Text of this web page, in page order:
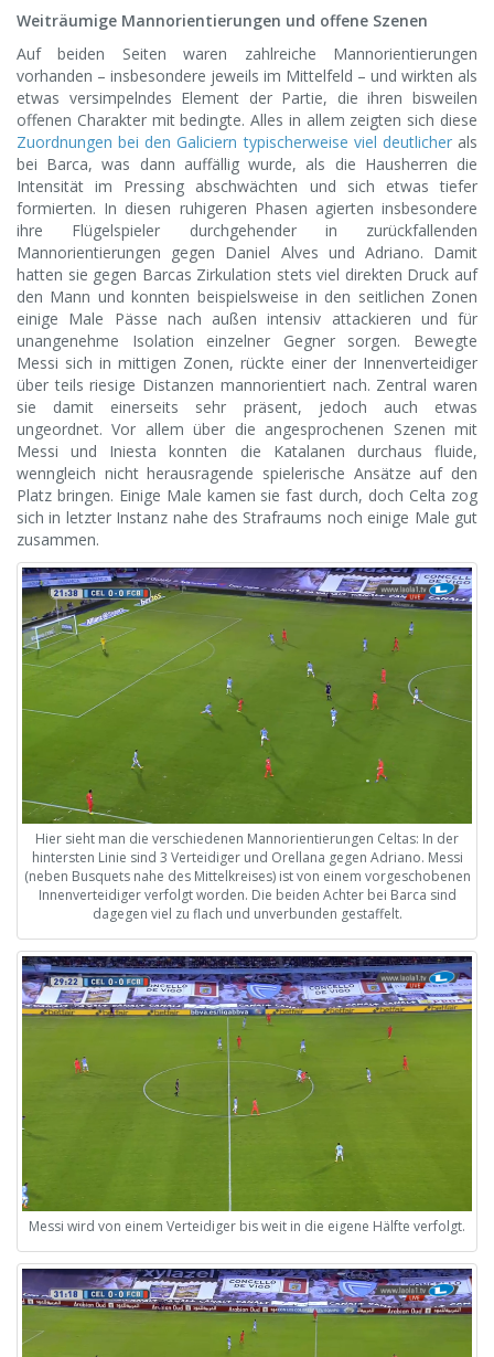
Weiträumige Mannorientierungen und offene Szenen
Auf beiden Seiten waren zahlreiche Mannorientierungen
vorhanden – insbesondere jeweils im Mittelfeld – und wirkten als
etwas versimpelndes Element der Partie, die ihren bisweilen
offenen Charakter mit bedingte. Alles in allem zeigten sich diese
Zuordnungen bei den Galiciern typischerweise viel deutlicherals
bei Barca, was dann auffällig wurde, als die Hausherren die
Intensität im Pressing abschwächten und sich etwas tiefer
formierten. In diesen ruhigeren Phasen agierten insbesondere
ihre Flügelspieler durchgehender in zurückfallenden
Mannorientierungen gegen Daniel Alves und Adriano. Damit
hatten sie gegen Barcas Zirkulation stets viel direkten Druck auf
den Mann und konnten beispielsweise in den seitlichen Zonen
einige Male Pässe nach außen intensiv attackieren und für
unangenehme Isolation einzelner Gegner sorgen. Bewegte
Messi sich in mittigen Zonen, rückte einer der Innenverteidiger
über teils riesige Distanzen mannorientiert nach. Zentral waren
sie damit einerseits sehr präsent, jedoch auch etwas
ungeordnet. Vor allem über die angesprochenen Szenen mit
Messi und Iniesta konnten die Katalanen durchaus fluide,
wenngleich nicht herausragende spielerische Ansätze auf den
Platz bringen. Einige Male kamen sie fast durch, doch Celta zog
sich in letzter Instanz nahe des Strafraums noch einige Male gut
zusammen.
Hier sieht man die verschiedenen Mannorientierungen Celtas: In der
hintersten Linie sind 3 Verteidiger und Orellana gegen Adriano. Messi
(neben Busquets nahe des Mittelkreises) ist von einem vorgeschobenen
Innenverteidiger verfolgt worden. Die beiden Achter bei Barca sind
dagegen viel zu flach und unverbunden gestaffelt.
Messi wird von einem Verteidiger bis weit in die eigene Hälfte verfolgt.